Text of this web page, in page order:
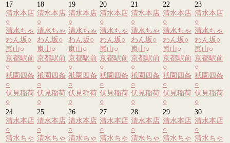
17
清水本店
○
清水ちゃ
わん坂○
嵐山○
京都駅前
○
祇園四条
○
伏見稲荷
○
18
清水本店
○
清水ちゃ
わん坂○
嵐山○
京都駅前
○
祇園四条
○
伏見稲荷
○
19
清水本店
○
清水ちゃ
わん坂○
嵐山○
京都駅前
○
祇園四条
○
伏見稲荷
○
20
清水本店
○
清水ちゃ
わん坂○
嵐山○
京都駅前
○
祇園四条
○
伏見稲荷
○
21
清水本店
○
清水ちゃ
わん坂○
嵐山○
京都駅前
○
祇園四条
○
伏見稲荷
○
22
清水本店
○
清水ちゃ
わん坂○
嵐山○
京都駅前
○
祇園四条
○
伏見稲荷
○
23
清水本店
○
清水ちゃ
わん坂○
嵐山○
京都駅前
○
祇園四条
○
伏見稲荷
○
24
清水本店
○
清水ちゃ
25
清水本店
○
清水ちゃ
26
清水本店
○
清水ちゃ
27
清水本店
○
清水ちゃ
28
清水本店
○
清水ちゃ
29
清水本店
○
清水ちゃ
30
清水本店
○
清水ちゃ